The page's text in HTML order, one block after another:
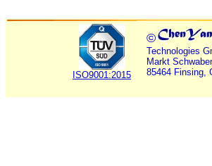
ISO9001:2015
©
Technologies
Markt
85464 Finsing,